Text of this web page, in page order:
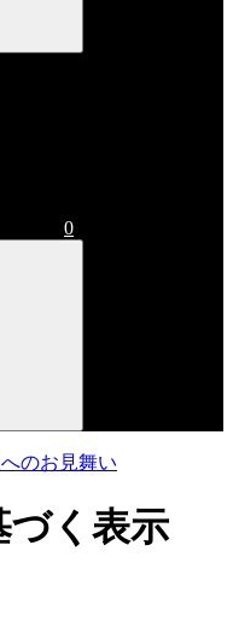
0
のお見舞い
づく表示